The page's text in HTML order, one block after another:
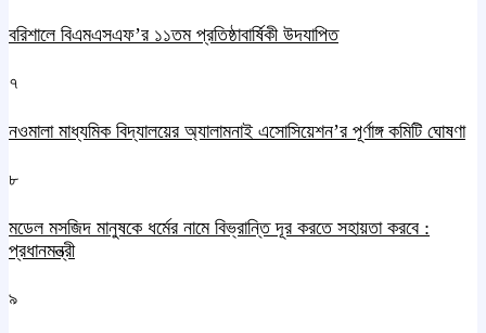
বরিশালে বিএমএসএফ’র ১১তম প্রতিষ্ঠাবার্ষিকী উদযাপিত
৭
নওমালা মাধ্যমিক বিদ্যালয়ের অ্যালামনাই এসোসিয়েশন’র পূর্ণাঙ্গ কমিটি ঘোষণা
৮
মডেল মসজিদ মানুষকে ধর্মের নামে বিভ্রান্তি দূর করতে সহায়তা করবে :
প্রধানমন্ত্রী
৯